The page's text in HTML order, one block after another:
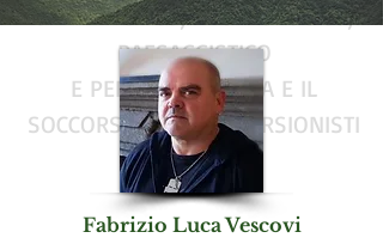
SENTIERISTICO, ARCHEOLOGICO,
PAESAGGISTICO
E PER L'ASSISTENZA E IL
SOCCORSO DEGLI ESCURSIONISTI
Fabrizio Luca Vescovi